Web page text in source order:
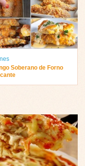
Soberano de Forno